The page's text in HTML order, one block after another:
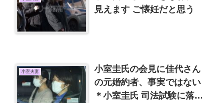
見えます ご懐妊だと思う
小室夫妻
小室圭氏の会見に佳代さん
の元婚約者、事実ではない
＊小室圭氏 司法試験に落ち